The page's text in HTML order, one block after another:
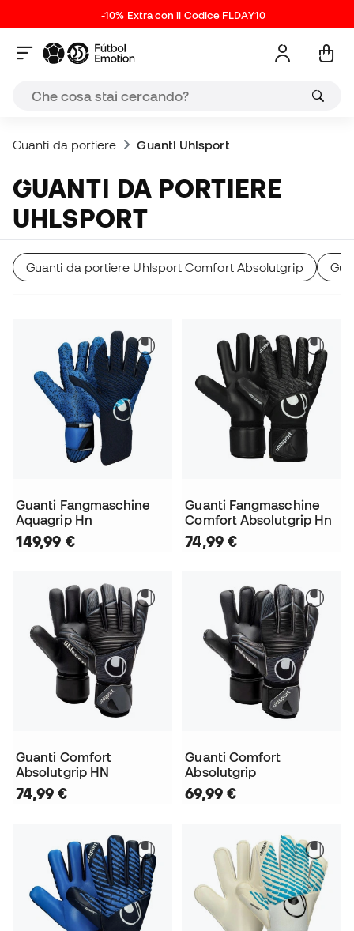
-10% Extra con il Codice FLDAY10
Guanti da portiere Guanti Uhlsport
GUANTI DA PORTIERE
UHLSPORT
Guanti da portiere Uhlsport Comfort Absolutgrip
Guanti Fangmaschine
Aquagrip Hn
149,99 €
Guanti Fangmaschine
Comfort Absolutgrip Hn
74,99 €
Guanti Comfort
Absolutgrip HN
74,99 €
Guanti Comfort
Absolutgrip
69,99 €